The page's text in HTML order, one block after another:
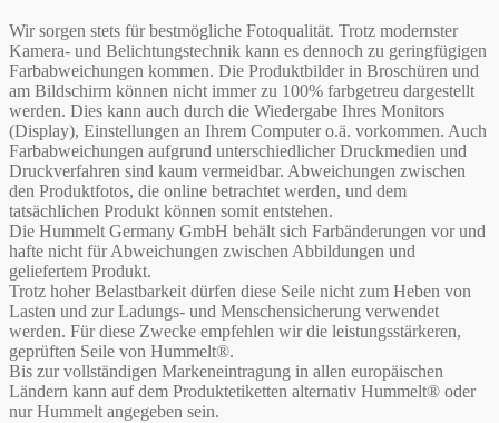
Wir sorgen stets für bestmögliche Fotoqualität. Trotz modernster
Kamera- und Belichtungstechnik kann es dennoch zu geringfügigen
Farbabweichungen kommen. Die Produktbilder in Broschüren und
am Bildschirm können nicht immer zu 100% farbgetreu dargestellt
werden. Dies kann auch durch die Wiedergabe Ihres Monitors
(Display), Einstellungen an Ihrem Computer o.ä. vorkommen. Auch
Farbabweichungen aufgrund unterschiedlicher Druckmedien und
Druckverfahren sind kaum vermeidbar. Abweichungen zwischen
den Produktfotos, die online betrachtet werden, und dem
tatsächlichen Produkt können somit entstehen.
Die Hummelt Germany GmbH behält sich Farbänderungen vor und
hafte nicht für Abweichungen zwischen Abbildungen und
geliefertem Produkt.
Trotz hoher Belastbarkeit dürfen diese Seile nicht zum Heben von
Lasten und zur Ladungs- und Menschensicherung verwendet
werden. Für diese Zwecke empfehlen wir die leistungsstärkeren,
geprüften Seile von Hummelt®.
Bis zur vollständigen Markeneintragung in allen europäischen
Ländern kann auf dem Produktetiketten alternativ Hummelt® oder
nur Hummelt angegeben sein.